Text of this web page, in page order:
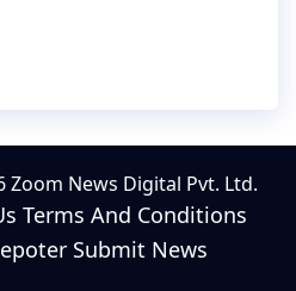
Zoom News Digital Pvt. Ltd.
Terms And Conditions
Submit News